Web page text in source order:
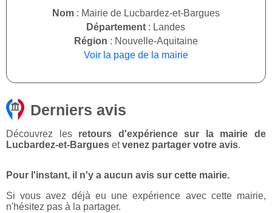
Nom : Mairie de Lucbardez-et-Bargues
Département : Landes
Région : Nouvelle-Aquitaine
Voir la page de la mairie
Derniers avis
Découvrez les retours d'expérience sur la mairie de
Lucbardez-et-Bargues etvenez partager votre avis.
Pour l'instant, il n'y a aucun avis sur cette mairie.
Si vous avez déjà eu une expérience avec cette mairie,
n'hésitez pas à la partager.